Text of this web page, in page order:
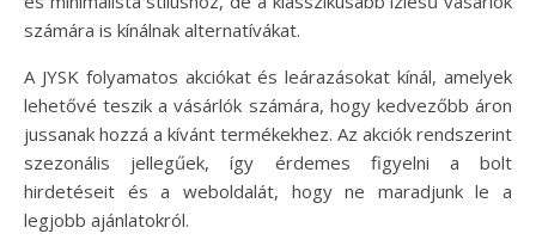
számára is kínálnak alternatívákat.
A JYSK folyamatos akciókat és leárazásokat kínál, amelyek
lehetővé teszik a vásárlók számára, hogy kedvezőbb áron
jussanak hozzá a kívánt termékekhez. Az akciók rendszerint
szezonális jellegűek, így érdemes figyelni a bolt
hirdetéseit és a weboldalát, hogy ne maradjunk le a
legjobb ajánlatokról.